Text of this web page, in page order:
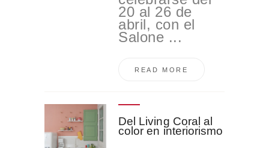
20 al 26 de
abril, con el
Salone ...
READ MORE
Del Living Coral al
color en interiorismo